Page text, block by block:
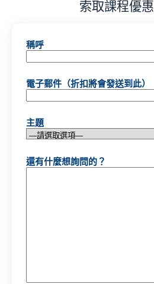
索取課程優惠
稱呼
電子郵件（折扣將會發送到此）
主題
還有什麼想詢問的？